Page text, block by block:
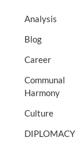
Analysis
Blog
Career
Communal
Harmony
Culture
DIPLOMACY